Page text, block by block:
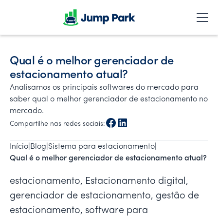
Qual é o melhor gerenciador de
estacionamento atual?
Analisamos os principais softwares do mercado para
saber qual o melhor gerenciador de estacionamento no
mercado.
Compartilhe nas redes sociais:
Início Blog Sistema para estacionamento
Qual é o melhor gerenciador de estacionamento atual?
estacionamento, Estacionamento digital,
gerenciador de estacionamento, gestão de
estacionamento, software para